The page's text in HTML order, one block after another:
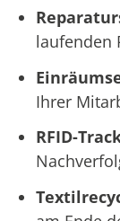
laufenden
Ihrer
RFID-